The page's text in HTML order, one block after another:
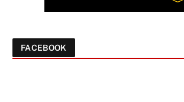
FACEBOOK